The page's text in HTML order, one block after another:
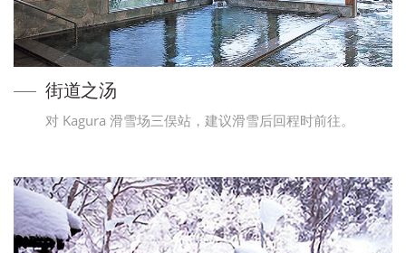
街道之汤
对 Kagura 滑雪场三俣站，建议滑雪后回程时前往。